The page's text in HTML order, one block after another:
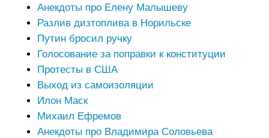
Анекдоты про Елену Малышеву
Разлив дизтоплива в Норильске
Путин бросил ручку
Голосование за поправки к конституции
Протесты в США
Выход из самоизоляции
Илон Маск
Михаил Ефремов
Анекдоты про Владимира Соловьева